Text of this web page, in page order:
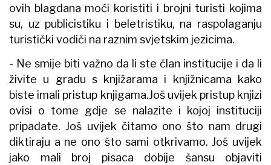
ovih blagdana moći koristiti i brojni turisti kojima
su, uz publicistiku i beletristiku, na raspolaganju
turistički vodiči na raznim svjetskim jezicima.
- Ne smije biti važno da li ste član institucije i da li
živite u gradu s knjižarama i knjižnicama kako
biste imali pristup knjigama.Još uvijek pristup knjizi
ovisi o tome gdje se nalazite i kojoj instituciji
pripadate. Još uvijek čitamo ono što nam drugi
diktiraju a ne ono što sami otkrivamo. Još uvijek
jako mali broj pisaca dobije šansu objaviti